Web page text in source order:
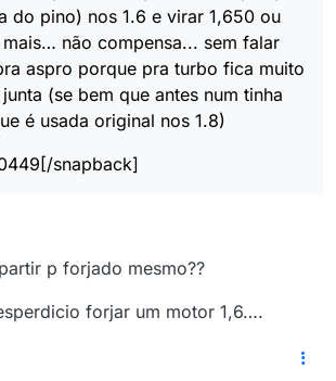
do pino) nos 1.6 e virar 1,650 ou
não compensa... sem falar
aspro porque pra turbo fica muito
(se bem que antes num tinha
é usada original nos 1.8)
snapback]
p forjado mesmo??
forjar um motor 1,6….